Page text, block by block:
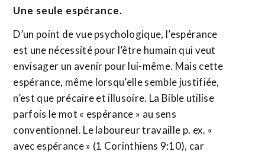
Une seule espérance.
D’un point de vue psychologique, l’espérance
est une nécessité pour l’être humain qui veut
envisager un avenir pour lui-même. Mais cette
espérance, même lorsqu’elle semble justifiée,
n’est que précaire et illusoire. La Bible utilise
parfois le mot « espérance » au sens
conventionnel. Le laboureur travaille p. ex. «
avec espérance » (1 Corinthiens 9:10), car